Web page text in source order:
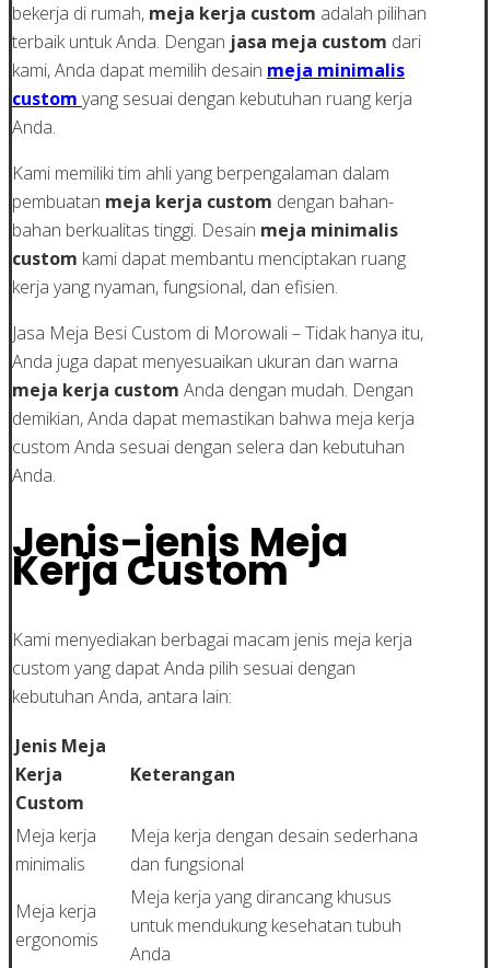
bekerja di rumah, meja kerja custom adalah pilihan
terbaik untuk Anda. Dengan jasa meja custom dari
kami, Anda dapat memilih desain meja minimalis
custom yang sesuai dengan kebutuhan ruang kerja
Anda.
Kami memiliki tim ahli yang berpengalaman dalam
pembuatan meja kerja custom dengan bahan-
bahan berkualitas tinggi. Desain meja minimalis
custom kami dapat membantu menciptakan ruang
kerja yang nyaman, fungsional, dan efisien.
Jasa Meja Besi Custom di Morowali – Tidak hanya itu,
Anda juga dapat menyesuaikan ukuran dan warna
meja kerja custom Anda dengan mudah. Dengan
demikian, Anda dapat memastikan bahwa meja kerja
custom Anda sesuai dengan selera dan kebutuhan
Anda.
Jenis-jenis Meja
Kerja Custom
Kami menyediakan berbagai macam jenis meja kerja
custom yang dapat Anda pilih sesuai dengan
kebutuhan Anda, antara lain:
Jenis Meja
Kerja
Custom
Keterangan
Meja kerja
minimalis
Meja kerja dengan desain sederhana
dan fungsional
Meja kerja
ergonomis
Meja kerja yang dirancang khusus
untuk mendukung kesehatan tubuh
Anda